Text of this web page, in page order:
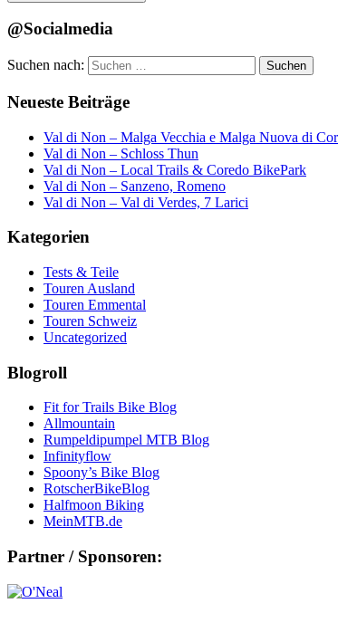
@Socialmedia
Suchen nach: Suchen
Neueste Beiträge
Val di Non – Malga Vecchia e Malga Nuova di
Val di Non – Schloss Thun
Val di Non – Local Trails & Coredo BikePark
Val di Non – Sanzeno, Romeno
Val di Non – Val di Verdes, 7 Larici
Kategorien
Tests & Teile
Touren Ausland
Touren Emmental
Touren Schweiz
Uncategorized
Blogroll
Fit for Trails Bike Blog
Allmountain
Rumpeldipumpel MTB Blog
Infinityflow
Spoony’s Bike Blog
RotscherBikeBlog
Halfmoon Biking
MeinMTB.de
Partner / Sponsoren: